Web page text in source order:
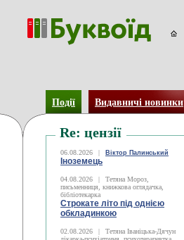
Події Видавничі новинки
Re: цензії
06.08.2026 | Віктор Палинський
Іноземець
04.08.2026 |
Тетяна Мороз,
письменниця, книжкова оглядачка,
бібліотекарка
Строкате літо під однією
обкладинкою
02.08.2026 |
Тетяна Іваніцька-Дячун